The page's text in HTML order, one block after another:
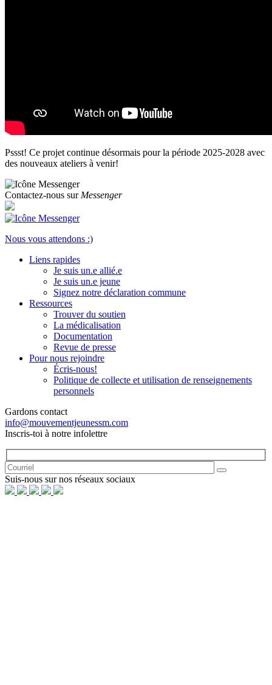
Pssst! Ce projet continue désormais pour la période 2025-2028 avec
des nouveaux ateliers à venir!
Contactez-nous sur Messenger
Nous vous attendons :)
Liens rapides
Je suis un.e allié.e
Je suis un.e jeune
Signez notre déclaration commune
Ressources
Trouver du soutien
La médicalisation
Documentation
Revue de presse
Pour nous rejoindre
Écris-nous!
Politique de collecte et utilisation de renseignements
personnels
Gardons contact
info@mouvementjeunessm.com
Inscris-toi à notre infolettre
Suis-nous sur nos réseaux sociaux